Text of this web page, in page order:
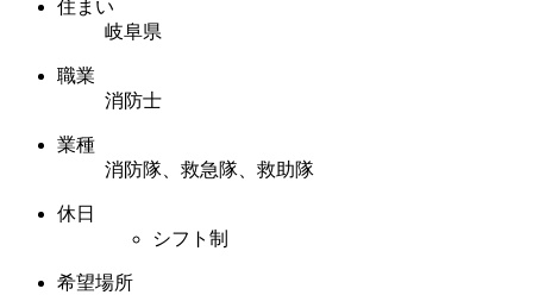
住まい
岐阜県
職業
消防士
業種
消防隊、救急隊、救助隊
休日
シフト制
希望場所